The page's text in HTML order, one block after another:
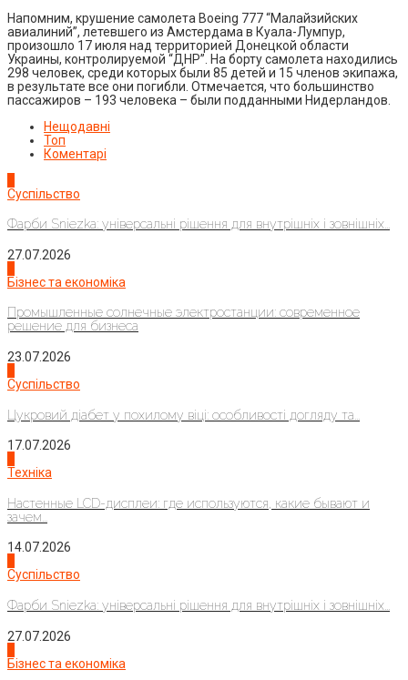
Напомним, крушение самолета Boeing 777 “Малайзийских
авиалиний”, летевшего из Амстердама в Куала-Лумпур,
произошло 17 июля над территорией Донецкой области
Украины, контролируемой “ДНР”. На борту самолета находились
298 человек, среди которых были 85 детей и 15 членов экипажа,
в результате все они погибли. Отмечается, что большинство
пассажиров – 193 человека – были подданными Нидерландов.
Нещодавні
Топ
Коментарі
Суспільство
Фарби Sniezka: універсальні рішення для внутрішніх і зовнішніх...
27.07.2026
Бізнес та економіка
Промышленные солнечные электростанции: современное
решение для бизнеса
23.07.2026
Суспільство
Цукровий діабет у похилому віці: особливості догляду та...
17.07.2026
Техніка
Настенные LCD-дисплеи: где используются, какие бывают и
зачем...
14.07.2026
Суспільство
Фарби Sniezka: універсальні рішення для внутрішніх і зовнішніх...
27.07.2026
Бізнес та економіка